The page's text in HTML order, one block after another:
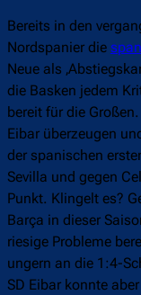
Bereits in den
Nordspanier die
Neue als
die Basken jedem
bereit für die
Eibar überzeugen
der spanischen
Sevilla und gegen
Punkt. Klingelt es?
Barça in dieser
riesige Probleme
ungern an die 1:4-
SD Eibar konnte